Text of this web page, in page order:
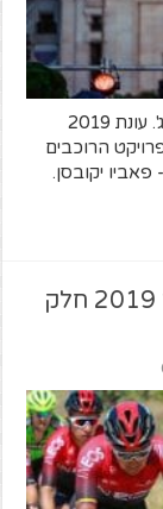
סיכום פרויקט הרוכבים המבטיחים 2019 חלק ג'. עונת 2019
הרוכבים
סיכום פרויקט הרוכבים המבטיחים 2019 חלק